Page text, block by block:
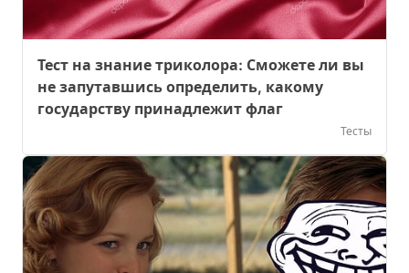
Тест на знание триколора: Сможете ли вы
не запутавшись определить, какому
государству принадлежит флаг
Тесты